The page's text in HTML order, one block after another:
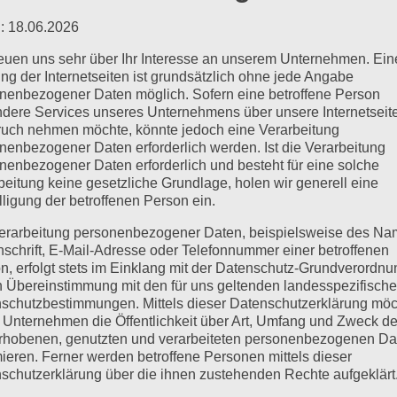
mit Anke und Daggi im Kunsthaus Lisa,
80429
und
Farbspiele auf dem
in
18.06.2026
uns sehr über Ihr Interesse an unserem Unternehmen.
der Internetseiten ist grundsätzlich ohne jede Angabe
Daten möglich. Sofern eine betroffene Person
Services unseres Unternehmens über unsere
nehmen möchte, könnte jedoch eine Verarbeitung
Daten erforderlich werden. Ist die Verarbeitung
Daten erforderlich und besteht für eine solche
keine gesetzliche Grundlage, holen wir generell eine
der betroffenen Person ein.
personenbezogener Daten, beispielsweise des
E-Mail-Adresse oder Telefonnummer einer betroffenen
erfolgt stets im Einklang mit der Datenschutz-
Übereinstimmung mit den für uns geltenden
Mittels dieser Datenschutzerklärung
Unternehmen die Öffentlichkeit über Art, Umfang und Zweck
genutzten und verarbeiteten personenbezogenen
Ferner werden betroffene Personen mittels dieser
über die ihnen zustehenden Rechte